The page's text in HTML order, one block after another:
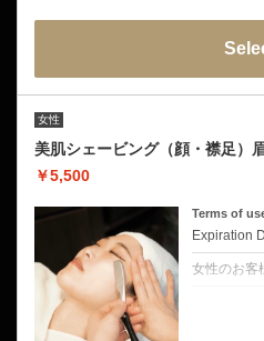
除き潤いの
女性
美肌シェービング（顔・襟足）
￥5,500
Terms of
Expiration
女性のお客